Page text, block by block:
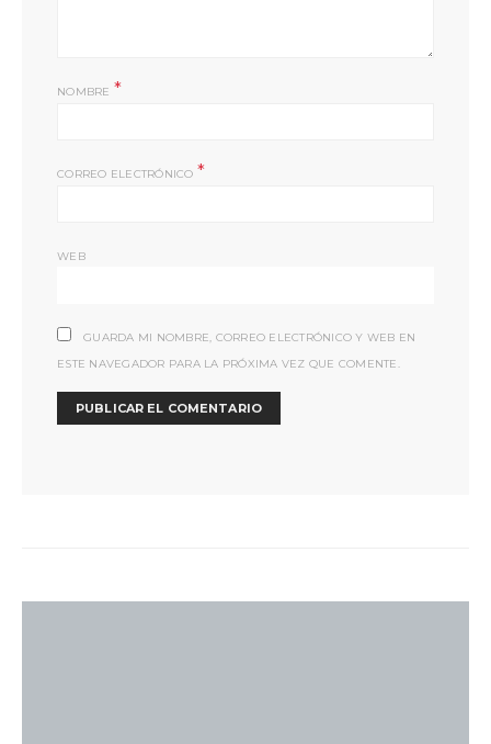
NOMBRE *
CORREO ELECTRÓNICO *
WEB
GUARDA MI NOMBRE, CORREO ELECTRÓNICO Y WEB EN
ESTE NAVEGADOR PARA LA PRÓXIMA VEZ QUE COMENTE.